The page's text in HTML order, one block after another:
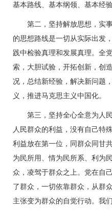
基本路线、基本纲领、基本经
第二，坚持解放思想，实事
的思想路线是一切从实际出发
践中检验真理和发展真理。全
索，大胆试验，开拓创新，创
况，总结新经验，解决新问题
义，推进马克思主义中国化。
第三，坚持全心全意为人民
人民群众的利益，没有自己特
利益放在第一位，同群众同甘
为民所用、情为民所系、利为
众，凌驾于群众之上。党在自
了群众，一切依靠群众，从群
主张变为群众的自觉行动。我